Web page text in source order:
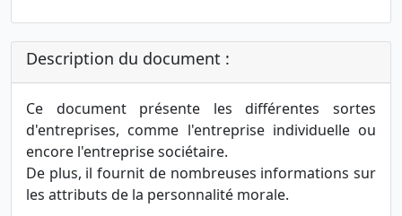
Description du document :
Ce document présente les différentes sortes
d'entreprises, comme l'entreprise individuelle ou
encore l'entreprise sociétaire.
De plus, il fournit de nombreuses informations sur
les attributs de la personnalité morale.